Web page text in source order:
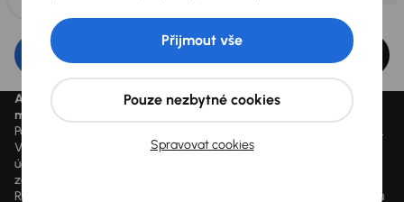
Aktuálně platné ceny jsou uvedeny nawww.aaaauto.cz
. Akci je
možné využít od 14.3.2020 do odvolání.
Podmínky spotřebitelského úvěru u konkrétního vozu se mohou lišit.
Výpočet splátky je orientační a závisí na konkrétních vstupních
údajích a individuálních podmínkách financování poskytnutých
zákazníkovi jim zvoleným obchodním partnerem. Vyšší hodnoty
RPSN mohou být důsledkem využití marketingových akcí dle výběru
Spravovat cookies
Pouze nezbytné cookies
Přijmout vše